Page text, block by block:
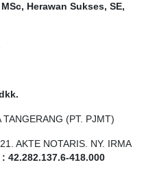
Herawan Sukses, SE,
TANGERANG (PT. PJMT)
AKTE NOTARIS. NY. IRMA
: 42.282.137.6-418.000